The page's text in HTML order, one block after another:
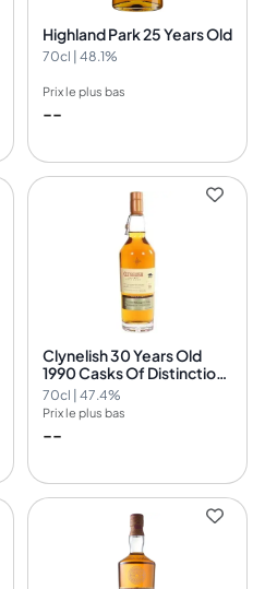
Highland Park 25 Years Old
70cl | 48.1%
Prix le plus bas
--
Clynelish 30 Years Old
1990 Casks Of Distinction
Nr.3656
70cl | 47.4%
Prix le plus bas
--